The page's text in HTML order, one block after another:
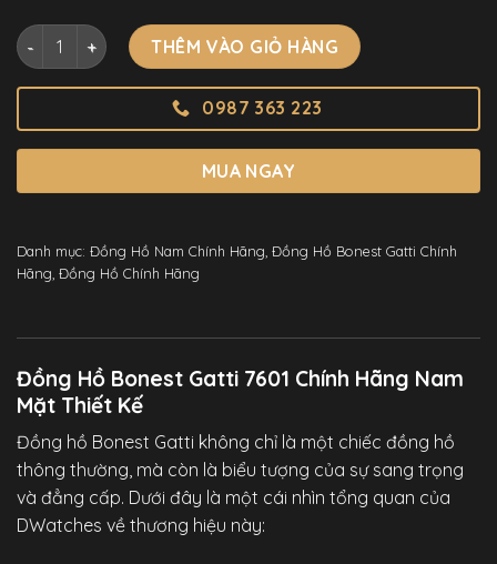
Đồng Hồ Bonest Gatti 7601 Chính Hãng Nam Mặt Thiết Kế
THÊM VÀO GIỎ HÀNG
0987 363 223
MUA NGAY
Danh mục: Đồng Hồ Nam Chính Hãng Đồng Hồ Bonest Gatti Chính
Hãng Đồng Hồ Chính Hãng
Đồng Hồ Bonest Gatti 7601 Chính Hãng Nam
Mặt Thiết Kế
Đồng hồ Bonest Gatti không chỉ là một chiếc đồng hồ
thông thường, mà còn là biểu tượng của sự sang trọng
và đẳng cấp. Dưới đây là một cái nhìn tổng quan của
DWatches về thương hiệu này: